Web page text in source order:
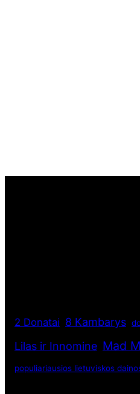
2 Donatai 8 Kambarys
Lilas ir Innomine Mad
populiariausios lietuviskos